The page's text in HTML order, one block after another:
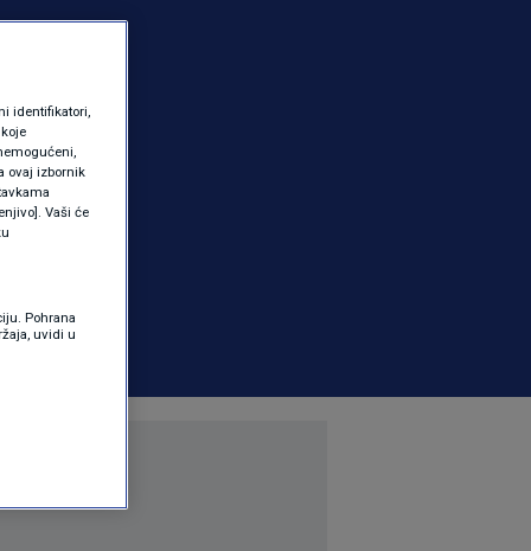
identifikatori,
ovaj izbornik
Vaši će
Pohrana
uvidi u